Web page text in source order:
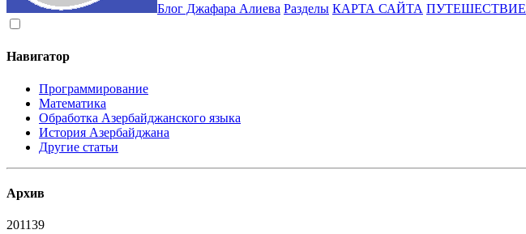
Блог Джафара Алиева Разделы КАРТА САЙТА ПУТЕШЕСТВИЕ
Навигатор
Программирование
Математика
Обработка Азербайджанского языка
История Азербайджана
Другие статьи
Архив
201139